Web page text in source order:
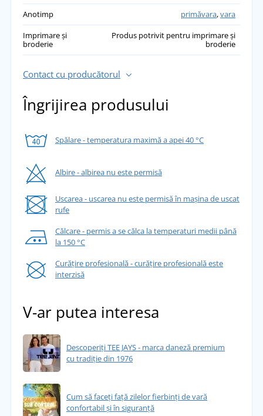
Anotimp primăvara,vara
Imprimare și
broderie
Produs potrivit pentru imprimare și
broderie
Contact cu producătorul
Îngrijirea produsului
Spălare - temperatura maximă a apei 40 °C
Albire - albirea nu este permisă
Uscarea - uscarea nu este permisă în mașina de uscat
rufe
Călcare - permis a se călca la temperaturi medii până
la 150 °C
Curățire profesională - curățire profesională este
interzisă
V-ar putea interesa
Descoperiți TEE JAYS - marca daneză premium
cu tradiție din 1976
Cum să faceți față zilelor fierbinți de vară
confortabil și în siguranță